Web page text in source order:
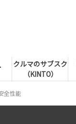
クルマのサブスク
（KINTO）
全性能